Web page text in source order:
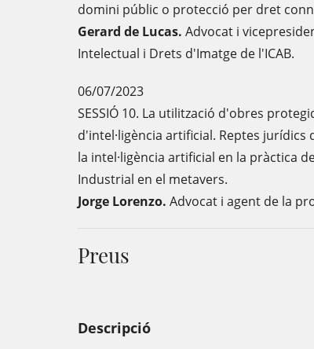
domini públic o protecció per dret
Gerard de Lucas. Advocat i
Intelectual i Drets d'Imatge de l'ICAB.
06/07/2023
SESSIÓ 10. La utilització d'obres
d'intel·ligència artificial. Reptes jurídics
la intel·ligència artificial en la pràctica
Industrial en el metavers.
Jorge Lorenzo. Advocat i agent de la
Preus
Descripció